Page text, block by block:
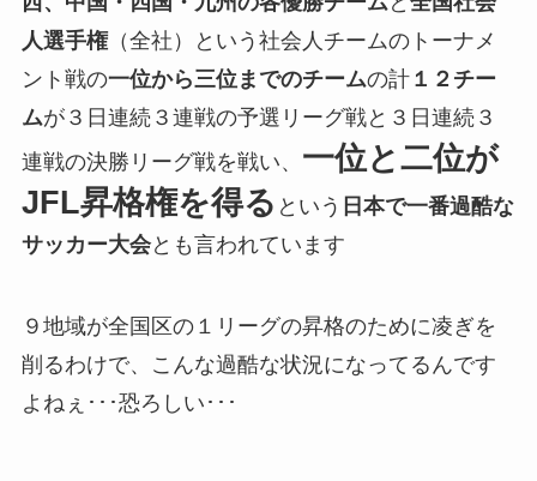
人選手権（全社）という社会人チームのトーナメ
ント戦の一位から三位までのチームの計１２チー
ムが３日連続３連戦の予選リーグ戦と３日連続３
連戦の決勝リーグ戦を戦い、 一位と二位が
JFL昇格権を得る という 日本で一番過酷な
サッカー大会とも言われています
９地域が全国区の１リーグの昇格のために凌ぎを
削るわけで、こんな過酷な状況になってるんです
よねぇ･･･恐ろしい･･･